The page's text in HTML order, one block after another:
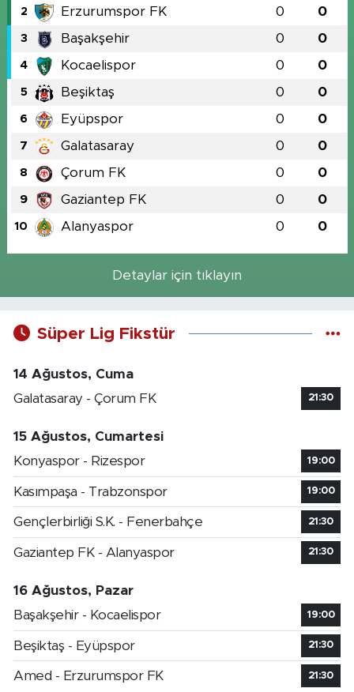
2 Erzurumspor FK 0 0
3 Başakşehir 0 0
4 Kocaelispor 0 0
5 Beşiktaş 0 0
6 Eyüpspor 0 0
7 Galatasaray 0 0
8 Çorum FK 0 0
9 Gaziantep FK 0 0
10 Alanyaspor 0 0
Detaylar için tıklayın
Süper Lig Fikstür
14 Ağustos, Cuma
Galatasaray - Çorum FK
21:30
15 Ağustos, Cumartesi
Konyaspor - Rizespor
19:00
Kasımpaşa - Trabzonspor 19:00
Gençlerbirliği S.K. - Fenerbahçe 21:30
Gaziantep FK - Alanyaspor 21:30
16 Ağustos, Pazar
Başakşehir - Kocaelispor
19:00
Beşiktaş - Eyüpspor 21:30
Amed - Erzurumspor FK 21:30